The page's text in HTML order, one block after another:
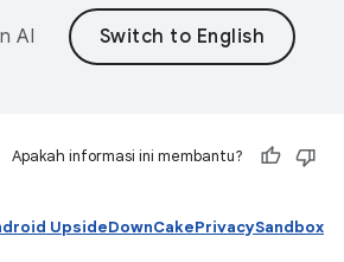
AI
Apakah informasi ini membantu?
UpsideDownCakePrivacySandbox